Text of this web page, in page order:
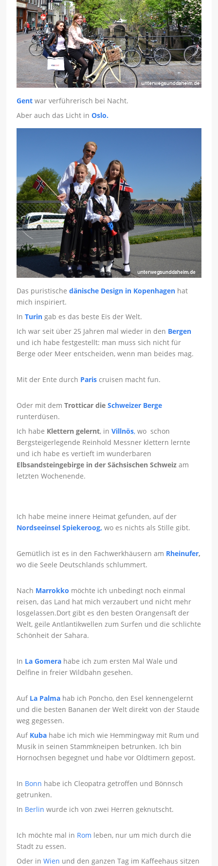
Gent war verführerisch bei Nacht.
Aber auch das Licht inOslo.
Das puristischedänische Design in Kopenhagen hat
mich inspiriert.
InTurin gab es das beste Eis der Welt.
Ich war seit über 25 Jahren mal wieder in den Bergen
und ich habe festgestellt: man muss sich nicht für
Berge oder Meer entscheiden, wenn man beides mag.
Mit der Ente durch Paris cruisen macht fun.
Oder mit demTrotticar dieSchweizer Berge
runterdüsen.
Ich habe Klettern gelernt, inVillnös, wo schon
Bergsteigerlegende Reinhold Messner klettern lernte
und ich habe es vertieft im wunderbaren
Elbsandsteingebirge in der Sächsischen Schweiz am
letzten Wochenende.
Ich habe meine innere Heimat gefunden, auf der
Nordseeinsel Spiekeroog, wo es nichts als Stille gibt.
Gemütlich ist es in den Fachwerkhäusern am Rheinufer,
wo die Seele Deutschlands schlummert.
Nach Marrokko möchte ich unbedingt noch einmal
reisen, das Land hat mich verzaubert und nicht mehr
losgelassen.Dort gibt es den besten Orangensaft der
Welt, geile Antlantikwellen zum Surfen und die schlichte
Schönheit der Sahara.
In La Gomera habe ich zum ersten Mal Wale und
Delfine in freier Wildbahn gesehen.
Auf La Palma hab ich Poncho, den Esel kennengelernt
und die besten Bananen der Welt direkt von der Staude
weg gegessen.
Auf Kuba habe ich mich wie Hemmingway mit Rum und
Musik in seinen Stammkneipen betrunken. Ich bin
Hornochsen begegnet und habe vor Oldtimern gepost.
In Bonn habe ich Cleopatra getroffen und Bönnsch
getrunken.
In Berlin wurde ich von zwei Herren geknutscht.
Ich möchte mal in Rom leben, nur um mich durch die
Stadt zu essen.
Oder inWien und den ganzen Tag im Kaffeehaus sitzen